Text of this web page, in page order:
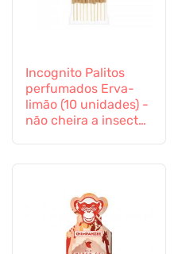
Incognito Palitos
perfumados Erva-
limão (10 unidades) -
não cheira a insectos